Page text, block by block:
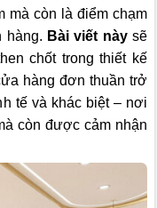
mà còn là điểm chạm
hàng. Bài viết nàysẽ
chốt trong thiết kế
hàng đơn thuần trở
tế và khác biệt – nơi
còn được cảm nhận